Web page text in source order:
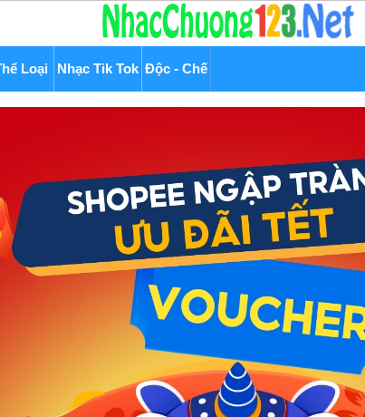
Loại Nhạc Tik Tok Độc - Chế